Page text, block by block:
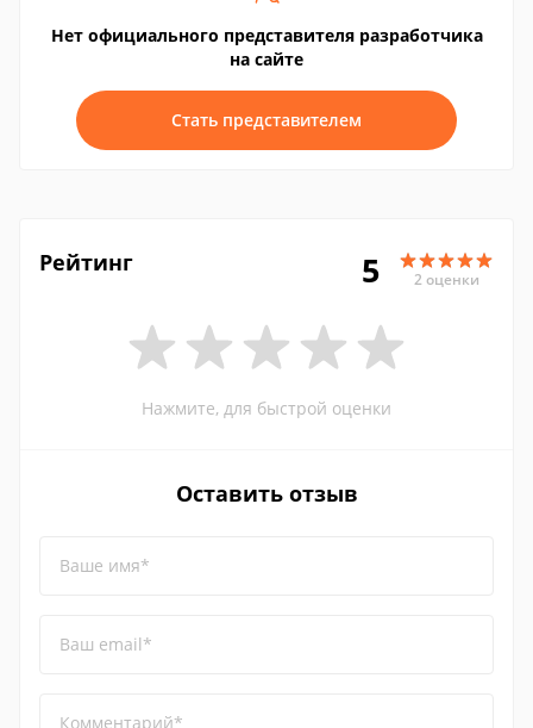
Нет официального представителя разработчика
на сайте
Стать представителем
Рейтинг 5 2 оценки
Нажмите, для быстрой оценки
Оставить отзыв
Ваше имя*
Ваш email*
Комментарий*